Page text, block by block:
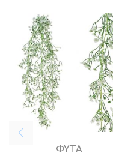
ΦΥΤΑ